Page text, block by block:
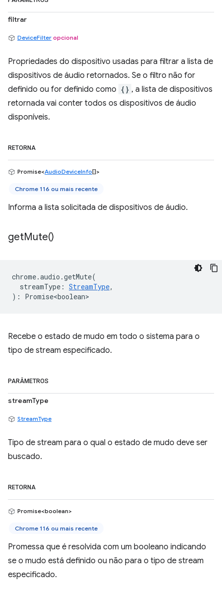
filtrar
DeviceFilter opcional
Propriedades do dispositivo usadas para filtrar a lista de
dispositivos de áudio retornados. Se o filtro não for
definido ou for definido como {} , a lista de dispositivos
retornada vai conter todos os dispositivos de áudio
disponíveis.
RETORNA
Promise<AudioDeviceInfo[]>
Chrome 116 ou mais recente
Informa a lista solicitada de dispositivos de áudio.
getMute()
chrome.audio .getMute(
streamType : StreamType,
) : Promise<boolean>
Recebe o estado de mudo em todo o sistema para o
tipo de stream especificado.
PARÂMETROS
streamType
StreamType
Tipo de stream para o qual o estado de mudo deve ser
buscado.
RETORNA
Promise<boolean>
Chrome 116 ou mais recente
Promessa que é resolvida com um booleano indicando
se o mudo está definido ou não para o tipo de stream
especificado.